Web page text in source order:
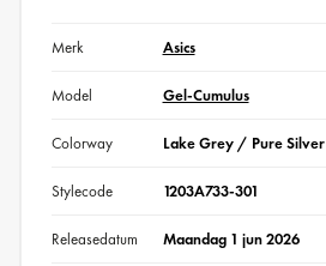
Merk Asics
Model Gel-Cumulus
Colorway Lake Grey / Pure Silver
Stylecode 1203A733-301
Releasedatum Maandag 1 jun 2026